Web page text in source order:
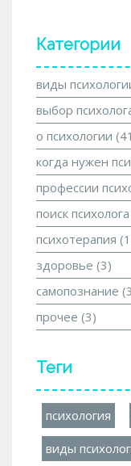
Категории
виды
выбор
о психологии
когда нужен
профессии
поиск психолога
психотерапия
здоровье (3)
самопознание
прочее (3)
Теги
психология
виды